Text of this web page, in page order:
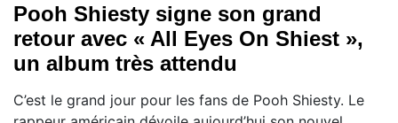
Pooh Shiesty signe son grand
retour avec « All Eyes On Shiest »,
un album très attendu
C’est le grand jour pour les fans de Pooh Shiesty. Le